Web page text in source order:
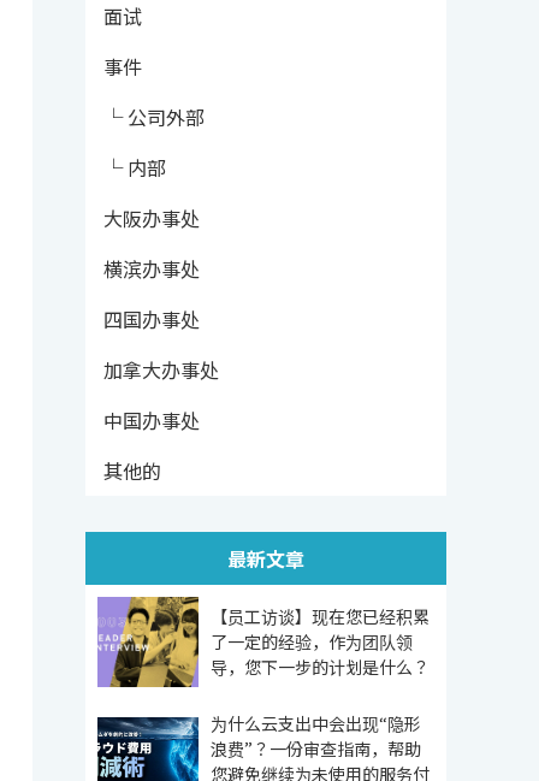
面试
事件
└ 公司外部
└ 内部
大阪办事处
横滨办事处
四国办事处
加拿大办事处
中国办事处
其他的
最新文章
【员工访谈】现在您已经积累
了一定的经验，作为团队领
导，您下一步的计划是什么？
为什么云支出中会出现“隐形
浪费”？一份审查指南，帮助
您避免继续为未使用的服务付